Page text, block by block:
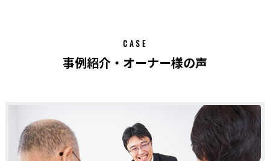
CASE
事例紹介・オーナー様の声